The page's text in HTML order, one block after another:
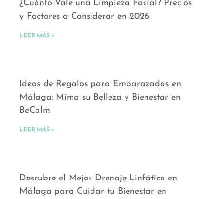
¿Cuánto Vale una Limpieza Facial? Precios
y Factores a Considerar en 2026
LEER MÁS »
Ideas de Regalos para Embarazadas en
Málaga: Mima su Belleza y Bienestar en
BeCalm
LEER MÁS »
Descubre el Mejor Drenaje Linfático en
Málaga para Cuidar tu Bienestar en